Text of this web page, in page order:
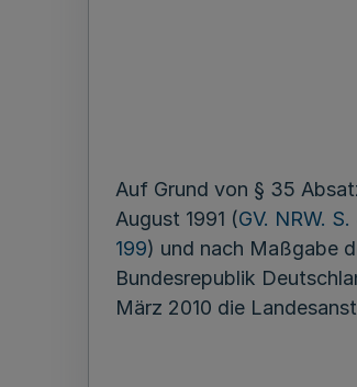
Auf Grund von § 35
August 1991 (GV. NRW.
199) und nach Maßgabe
Bundesrepublik
März 2010 die